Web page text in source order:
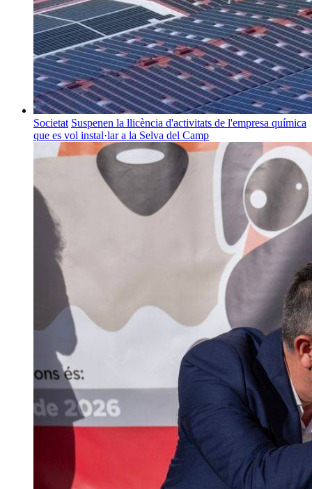
Societat Suspenen la llicència d'activitats de l'empresa química
que es vol instal·lar a la Selva del Camp